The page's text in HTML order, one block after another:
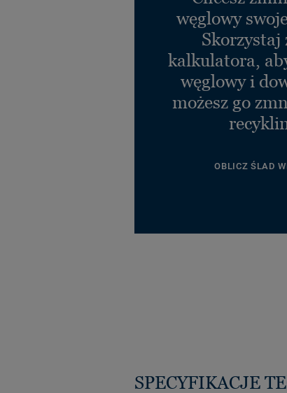
węglowy
Skorzystaj
kalkulatora,
węglowy i
możesz go
OBLICZ ŚLAD
SPECYFIKACJE